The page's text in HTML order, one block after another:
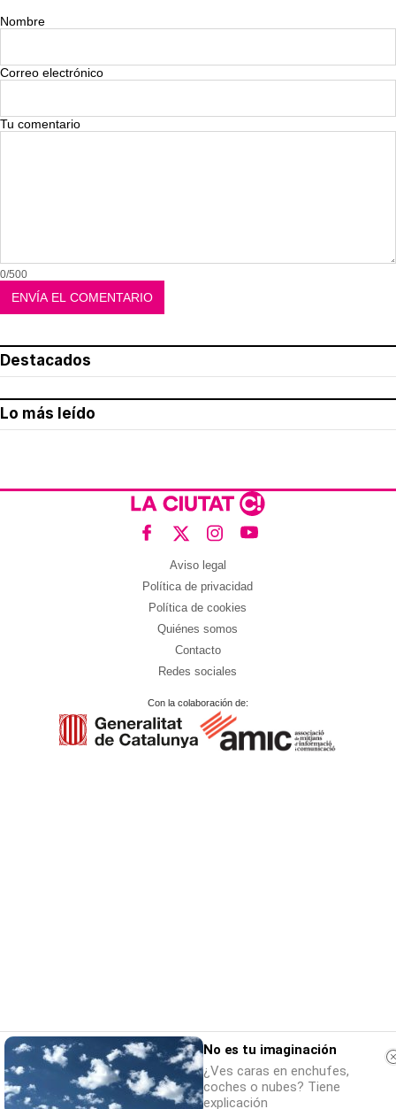
Nombre
Correo electrónico
Tu comentario
0/500
Destacados
Lo más leído
Aviso legal
Política de privacidad
Política de cookies
Quiénes somos
Contacto
Redes sociales
Con la colaboración de:
No es tu imaginación
¿Ves caras en enchufes,
coches o nubes? Tiene
explicación